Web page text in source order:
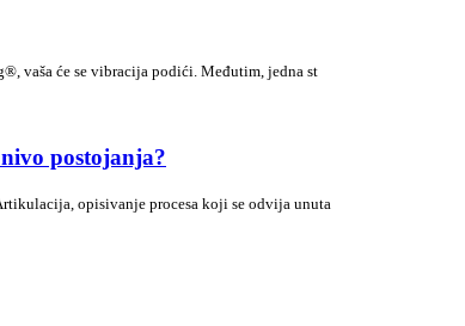
vaša će se vibracija podići. Međutim, jedna st
postojanja?
opisivanje procesa koji se odvija unuta